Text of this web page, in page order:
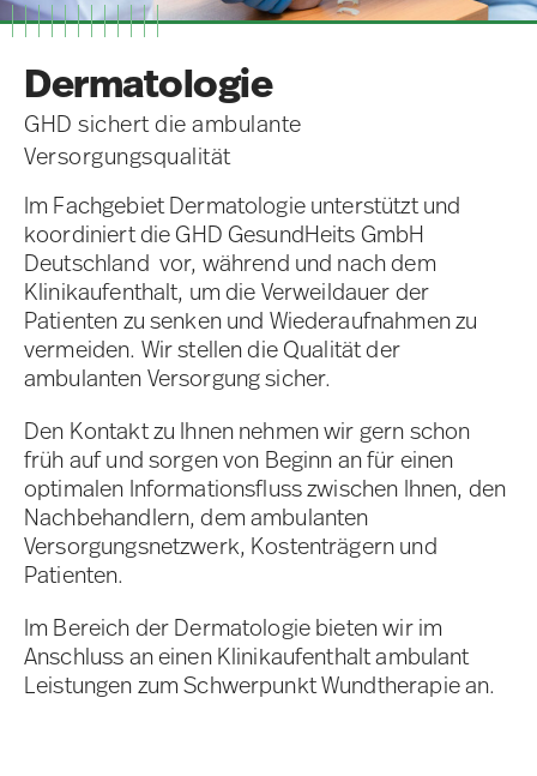
Dermatologie
GHD sichert die ambulante
Versorgungsqualität
Im Fachgebiet Dermatologie unterstützt und
koordiniert die GHD GesundHeits GmbH
Deutschland vor, während und nach dem
Klinikaufenthalt, um die Verweildauer der
Patienten zu senken und Wiederaufnahmen zu
vermeiden. Wir stellen die Qualität der
ambulanten Versorgung sicher.
Den Kontakt zu Ihnen nehmen wir gern schon
früh auf und sorgen von Beginn an für einen
optimalen Informationsfluss zwischen Ihnen, den
Nachbehandlern, dem ambulanten
Versorgungsnetzwerk, Kostenträgern und
Patienten.
Im Bereich der Dermatologie bieten wir im
Anschluss an einen Klinikaufenthalt ambulant
Leistungen zum Schwerpunkt Wundtherapie an.